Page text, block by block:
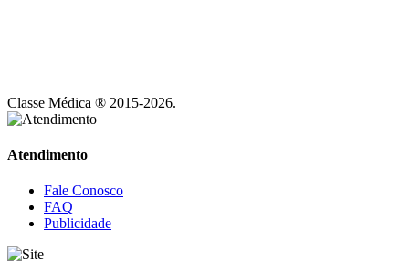
Classe Médica ® 2015-2026.
Atendimento
Fale Conosco
FAQ
Publicidade